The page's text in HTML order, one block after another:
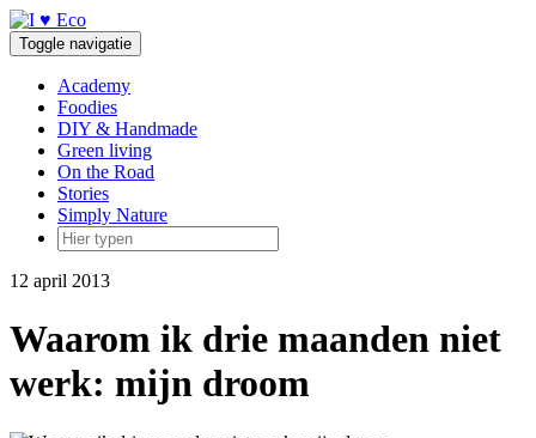
Doorgaan
naar
inhoud
Toggle navigatie
Academy
Foodies
DIY & Handmade
Green living
On the Road
Stories
Simply Nature
12 april 2013
Waarom ik drie maanden niet
werk: mijn droom